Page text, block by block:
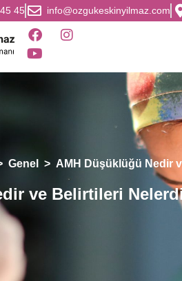
45 info@ozgukeskinyilmaz.com
Genel > AMH Düşüklüğü Nedir
ve Belirtileri